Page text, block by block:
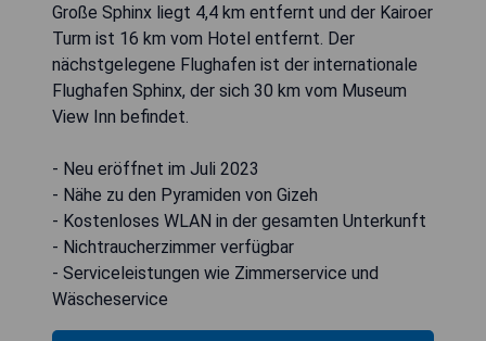
Große Sphinx liegt 4,4 km entfernt und der Kairoer
Turm ist 16 km vom Hotel entfernt. Der
nächstgelegene Flughafen ist der internationale
Flughafen Sphinx, der sich 30 km vom Museum
View Inn befindet.
- Neu eröffnet im Juli 2023
- Nähe zu den Pyramiden von Gizeh
- Kostenloses WLAN in der gesamten Unterkunft
- Nichtraucherzimmer verfügbar
- Serviceleistungen wie Zimmerservice und
Wäscheservice